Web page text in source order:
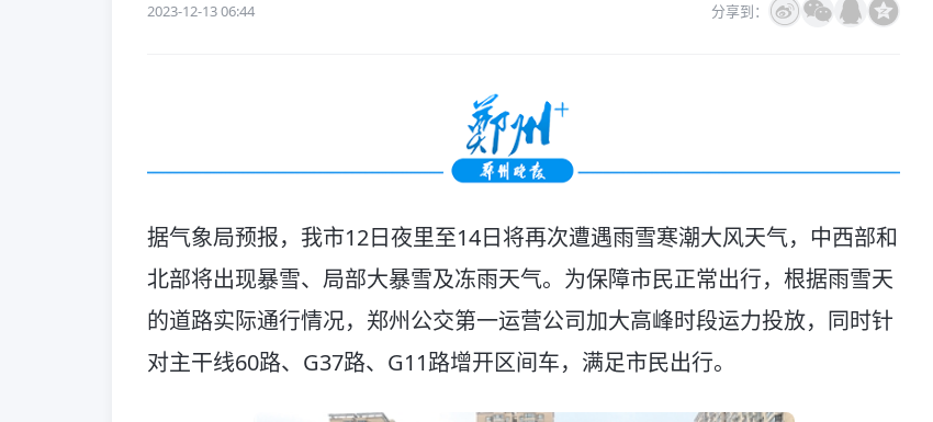
2023-12-13 06:44 分享到：
据气象局预报，我市12日夜里至14日将再次遭遇雨雪寒潮大风天气，中西部和
北部将出现暴雪、局部大暴雪及冻雨天气。为保障市民正常出行，根据雨雪天
的道路实际通行情况，郑州公交第一运营公司加大高峰时段运力投放，同时针
对主干线60路、G37路、G11路增开区间车，满足市民出行。